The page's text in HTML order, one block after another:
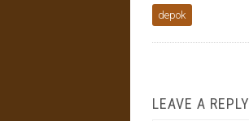
depok
LEAVE A REPLY